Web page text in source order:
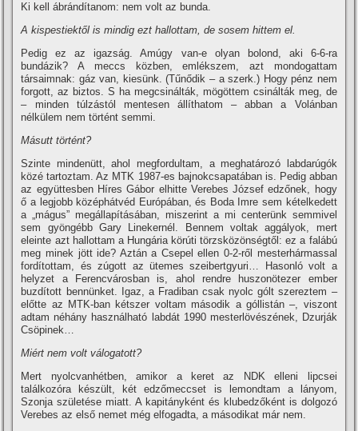
Ki kell ábrándí­tanom: nem volt az bunda.
A kispestiektől is mindig ezt hallottam, de sosem hittem el.
Pedig ez az igazság. Amúgy van-e olyan bolond, aki 6-6-ra
bundázik? A meccs közben, emlékszem, azt mondogattam
társaimnak: gáz van, kiesünk. (Tűnődik – a szerk.) Hogy pénz nem
forgott, az biztos. S ha megcsinálták, mögöttem csinálták meg, de
– minden túlzástól mentesen állí­thatom – abban a Volánban
nélkülem nem történt semmi.
Másutt történt?
Szinte mindenütt, ahol megfordultam, a meghatározó labdarúgók
közé tartoztam. Az MTK 1987-es bajnokcsapatában is. Pedig abban
az együttesben Hí­res Gábor elhitte Verebes József edzőnek, hogy
ő a legjobb középhátvéd Európában, és Boda Imre sem kételkedett
a „mágus” megállapí­tásában, miszerint a mi centerünk semmivel
sem gyöngébb Gary Linekernél. Bennem voltak aggályok, mert
eleinte azt hallottam a Hungária körúti törzsközönségtől: ez a falábú
meg minek jött ide? Aztán a Csepel ellen 0-2-ről mesterhármassal
fordí­tottam, és zúgott az ütemes szeibertgyuri… Hasonló volt a
helyzet a Ferencvárosban is, ahol rendre huszonötezer ember
buzdí­tott bennünket. Igaz, a Fradiban csak nyolc gólt szereztem –
előtte az MTK-ban kétszer voltam második a góllistán –, viszont
adtam néhány használható labdát 1990 mesterlövészének, Dzurják
Csöpinek…
Miért nem volt válogatott?
Mert nyolcvanhétben, amikor a keret az NDK elleni lipcsei
találkozóra készült, két edzőmeccset is lemondtam a lányom,
Szonja születése miatt. A kapitányként és klubedzőként is dolgozó
Verebes az első nemet még elfogadta, a másodikat már nem.